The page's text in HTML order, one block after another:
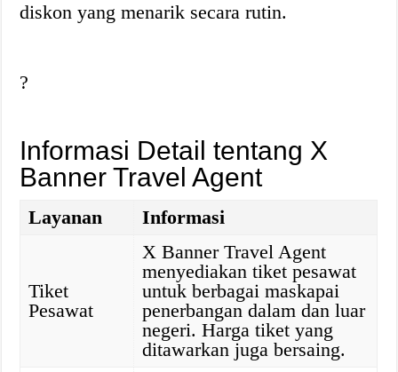
diskon yang menarik secara rutin.
?
Informasi Detail tentang X
Banner Travel Agent
Layanan Informasi
Tiket
Pesawat
X Banner Travel Agent
menyediakan tiket pesawat
untuk berbagai maskapai
penerbangan dalam dan luar
negeri. Harga tiket yang
ditawarkan juga bersaing.